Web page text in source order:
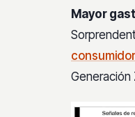
Mayor
Generación